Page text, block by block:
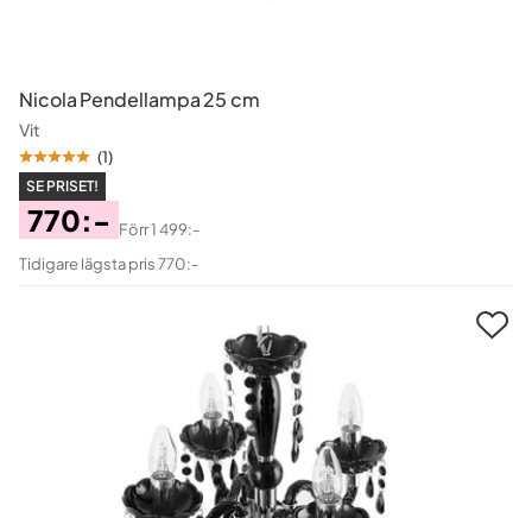
Nicola Pendellampa 25 cm
Vit
(1)
SE PRISET!
Pris
770:-
Original
Pris
Förr1 499:-
Tidigare lägsta pris 770:-